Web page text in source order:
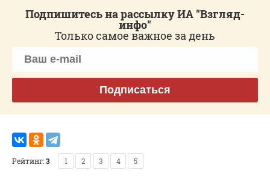
Подпишитесь на рассылку ИА "Взгляд-
инфо"
Только самое важное за день
Подписаться
Рейтинг:3 1 2 3 4 5